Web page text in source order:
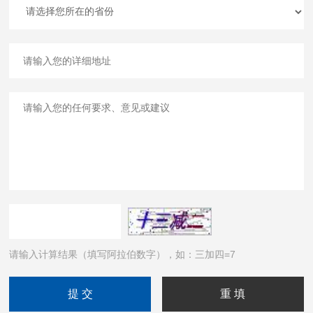
请输入计算结果（填写阿拉伯数字），如：三加四=7